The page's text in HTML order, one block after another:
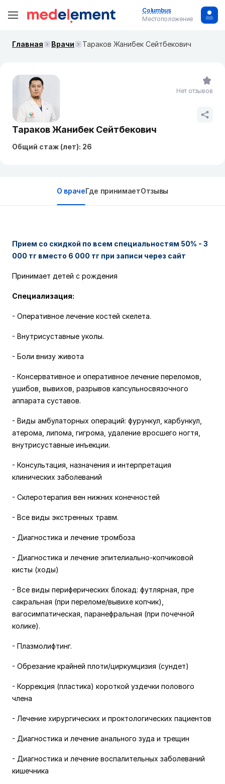
Columbus
Местоположение
Главная Врачи Тараков Жанибек Сейтбекович
Тараков Жанибек Сейтбекович
Общий стаж (лет): 26
Нет отзывов
О врачеГде принимаетОтзывы
Прием со скидкой по всем специальностям 50% - 3
000 тг вместо 6 000 тг при записи через сайт
Принимает детей с рождения
Специализация:
- Оперативное лечение костей скелета.
- Внутрисуставные уколы.
- Боли внизу живота
- Консервативное и оперативное лечение переломов,
ушибов, вывихов, разрывов капсульносвязочного
аппарата суставов.
- Виды амбулаторных операций: фурункул, карбункул,
атерома, липома, гигрома, удаление вросшего ногтя,
внутрисуставные инъекции.
- Консультация, назначения и интерпретация
клинических заболеваний
- Склеротерапия вен нижних конечностей
- Все виды экстренных травм.
- Диагностика и лечение тромбоза
- Диагностика и лечение эпителиально-копчиковой
кисты (ходы)
- Все виды периферических блокад: футлярная, пре
сакральная (при переломе/вывихе копчик),
вагосимпатическая, паранефральная (при почечной
колике).
- Плазмолифтинг.
- Обрезание крайней плоти/циркумцизия (сундет)
- Коррекция (пластика) короткой уздечки полового
члена
- Лечение хирургических и проктологических пациентов
- Диагностика и лечение анального зуда и трещин
- Диагностика и лечение воспалительных заболеваний
кишечника